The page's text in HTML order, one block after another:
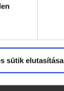
sütik elutasítása